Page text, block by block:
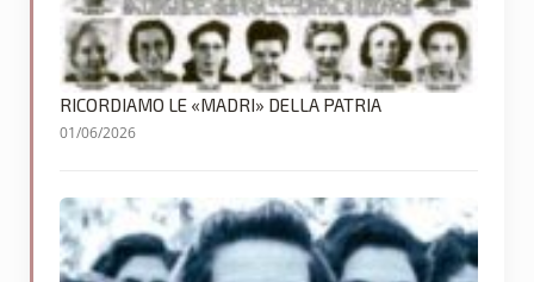
RICORDIAMO LE «MADRI» DELLA PATRIA
01/06/2026